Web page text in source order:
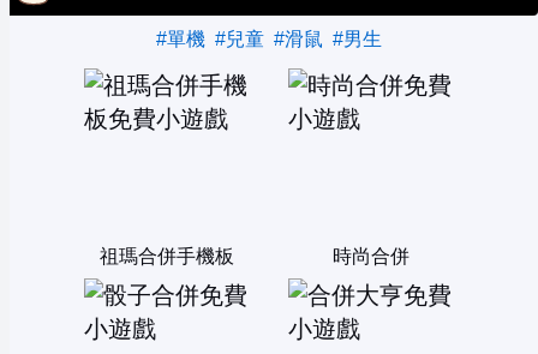
#單機 #兒童 #滑鼠 #男生
祖瑪合併手機板 時尚合併